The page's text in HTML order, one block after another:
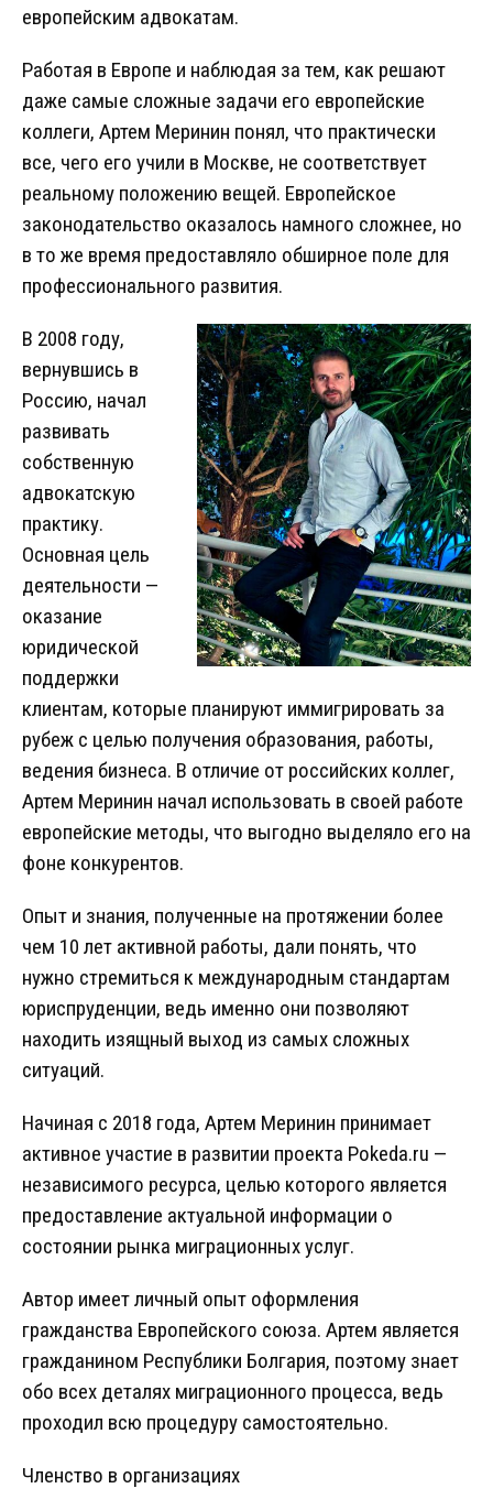
европейским адвокатам.
Работая в Европе и наблюдая за тем, как решают
даже самые сложные задачи его европейские
коллеги, Артем Меринин понял, что практически
все, чего его учили в Москве, не соответствует
реальному положению вещей. Европейское
законодательство оказалось намного сложнее, но
в то же время предоставляло обширное поле для
профессионального развития.
В 2008 году,
вернувшись в
Россию, начал
развивать
собственную
адвокатскую
практику.
Основная цель
деятельности —
оказание
юридической
поддержки
клиентам, которые планируют иммигрировать за
рубеж с целью получения образования, работы,
ведения бизнеса. В отличие от российских коллег,
Артем Меринин начал использовать в своей работе
европейские методы, что выгодно выделяло его на
фоне конкурентов.
Опыт и знания, полученные на протяжении более
чем 10 лет активной работы, дали понять, что
нужно стремиться к международным стандартам
юриспруденции, ведь именно они позволяют
находить изящный выход из самых сложных
ситуаций.
Начиная с 2018 года, Артем Меринин принимает
активное участие в развитии проекта Pokeda.ru —
независимого ресурса, целью которого является
предоставление актуальной информации о
состоянии рынка миграционных услуг.
Автор имеет личный опыт оформления
гражданства Европейского союза. Артем является
гражданином Республики Болгария, поэтому знает
обо всех деталях миграционного процесса, ведь
проходил всю процедуру самостоятельно.
Членство в организациях